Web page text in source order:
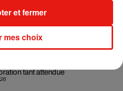
tant attendue
mes choix
et fermer